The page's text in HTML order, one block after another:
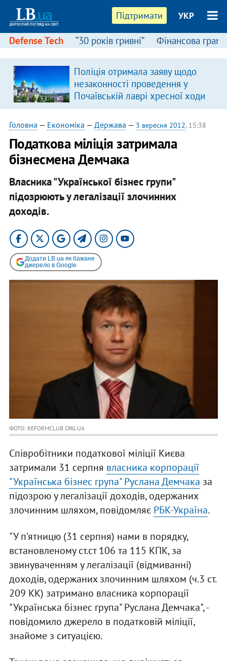
Підтримати УКР
Defense Tech “30 років гривні” Фінансова
Поліція отримала заяву щодо
незаконності проведення у
Почаївській лаврі хресної ходи
Головна — Економіка — Держава — 3 вересня 2012, 15:38
Податкова міліція затримала
бізнесмена Демчака
Власника "Української бізнес групи"
підозрюють у легалізації злочинних
доходів.
Додати LB.ua як бажане
джерело в Google
ФОТО: REFORMCLUB.ORG.UA
Співробітники податкової міліції Києва
затримали 31 серпня власника корпорації
"Українська бізнес група" Руслана Демчака за
підозрою у легалізації доходів, одержаних
злочинним шляхом, повідомляє РБК-Україна.
"У п'ятницю (31 серпня) нами в порядку,
встановленому ст.ст 106 та 115 КПК, за
звинуваченням у легалізації (відмиванні)
доходів, одержаних злочинним шляхом (ч.3 ст.
209 КК) затримано власника корпорації
"Українська бізнес група" Руслана Демчака", -
повідомило джерело в податковій міліції,
знайоме з ситуацією.